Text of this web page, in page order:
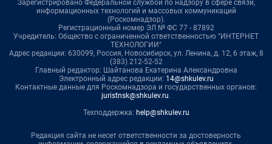
Зарегистрировано Федеральной службой по надзору в сфере связи,
информационных технологий и массовых коммуникаций
(Роскомнадзор).
Регистрационный номер ЭЛ № ФС 77 - 87892
Учредитель: Общество с ограниченной ответственностью "ИНТЕРНЕТ
ТЕХНОЛОГИИ"
Адрес редакции: 630099, Россия, Новосибирск, ул. Ленина, д. 12, 6 этаж, 8
(383) 212-52-52
Главный редактор: Шайтанова Екатерина Александровна
Электронный адрес редакции: 14@shkulev.ru
Контактные данные для Роскомнадзора и государственных органов:
juristnsk@shkulev.ru.
Техподдержка: help@shkulev.ru
Редакция сайта не несет ответственности за достоверность